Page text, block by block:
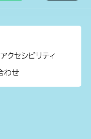
アクセシビリティ
わせ